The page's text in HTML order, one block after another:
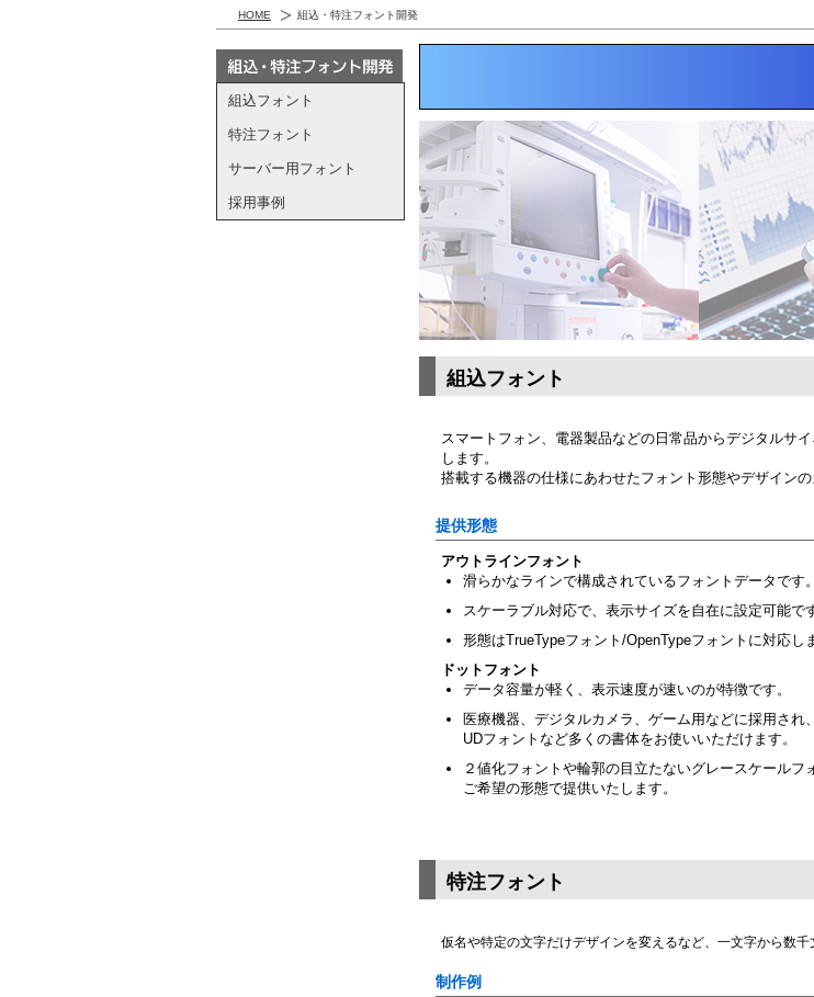
HOME 組込・特注フォント開発
組込フォント
特注フォント
サーバー用フォント
採用事例
組込フォント
スマートフォン、電器製品などの日常品からデジタルサ
します。
搭載する機器の仕様にあわせたフォント形態やデザイン
提供形態
アウトラインフォント
滑らかなラインで構成されているフォントデータです。
スケーラブル対応で、表示サイズを自在に設定可能で
形態はTrueTypeフォント/OpenTypeフォントに対応し
ドットフォント
データ容量が軽く、表示速度が速いのが特徴です。
医療機器、デジタルカメラ、ゲーム用などに採用され
UDフォントなど多くの書体をお使いいただけます。
２値化フォントや輪郭の目立たないグレースケールフ
ご希望の形態で提供いたします。
特注フォント
仮名や特定の文字だけデザインを変えるなど、一文字から数
制作例